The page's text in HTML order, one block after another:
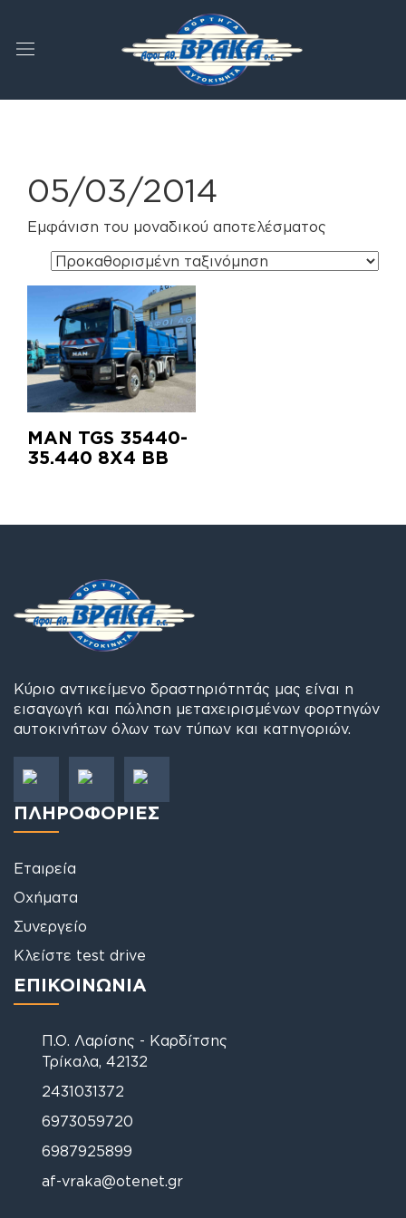
05/03/2014
Εμφάνιση του μοναδικού αποτελέσματος
MAN TGS 35440-
35.440 8Χ4 ΒΒ
Κύριο αντικείμενο δραστηριότητάς μας είναι η
εισαγωγή και πώληση μεταχειρισμένων φορτηγών
αυτοκινήτων όλων των τύπων και κατηγοριών.
ΠΛΗΡΟΦΟΡΙΕΣ
Εταιρεία
Οχήματα
Συνεργείο
Κλείστε test drive
ΕΠΙΚΟΙΝΩΝΙΑ
Π.Ο. Λαρίσης - Καρδίτσης
Τρίκαλα, 42132
2431031372
6973059720
6987925899
af-vraka@otenet.gr